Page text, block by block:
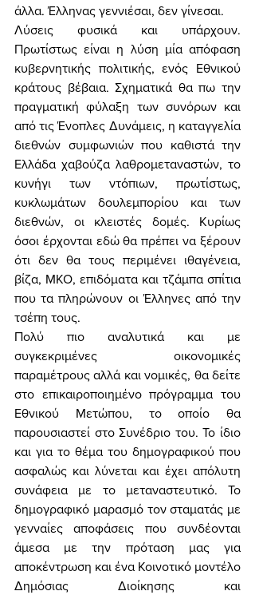
άλλα. Έλληνας γεννιέσαι, δεν γίνεσαι.
Λύσεις φυσικά και υπάρχουν.
Πρωτίστως είναι η λύση μία απόφαση
κυβερνητικής πολιτικής, ενός Εθνικού
κράτους βέβαια. Σχηματικά θα πω την
πραγματική φύλαξη των συνόρων και
από τις Ένοπλες Δυνάμεις, η καταγγελία
διεθνών συμφωνιών που καθιστά την
Ελλάδα χαβούζα λαθρομεταναστών, το
κυνήγι των ντόπιων, πρωτίστως,
κυκλωμάτων δουλεμπορίου και των
διεθνών, οι κλειστές δομές. Κυρίως
όσοι έρχονται εδώ θα πρέπει να ξέρουν
ότι δεν θα τους περιμένει ιθαγένεια,
βίζα, ΜΚΟ, επιδόματα και τζάμπα σπίτια
που τα πληρώνουν οι Έλληνες από την
τσέπη τους.
Πολύ πιο αναλυτικά και με
συγκεκριμένες οικονομικές
παραμέτρους αλλά και νομικές, θα δείτε
στο επικαιροποιημένο πρόγραμμα του
Εθνικού Μετώπου, το οποίο θα
παρουσιαστεί στο Συνέδριο του. Το ίδιο
και για το θέμα του δημογραφικού που
ασφαλώς και λύνεται και έχει απόλυτη
συνάφεια με το μεταναστευτικό. Το
δημογραφικό μαρασμό τον σταματάς με
γενναίες αποφάσεις που συνδέονται
άμεσα με την πρόταση μας για
αποκέντρωση και ένα Κοινοτικό μοντέλο
Δημόσιας Διοίκησης και